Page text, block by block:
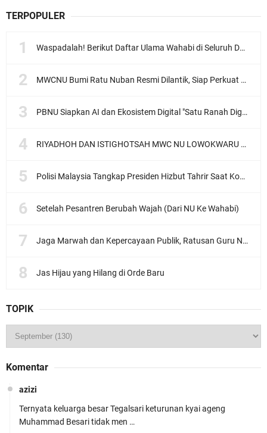
TERPOPULER
Waspadalah! Berikut Daftar Ulama Wahabi di Seluruh Dunia dan Karya-karyanya
MWCNU Bumi Ratu Nuban Resmi Dilantik, Siap Perkuat Organisasi dan Khidmat untuk Umat
PBNU Siapkan AI dan Ekosistem Digital "Satu Ranah Digital untuk Ulama", Siap Diluncurkan dalam Waktu Dekat!
RIYADHOH DAN ISTIGHOTSAH MWC NU LOWOKWARU Menyambut Muktamar NU ke-35, Meneguhkan Sanad Laku Para Muassis
Polisi Malaysia Tangkap Presiden Hizbut Tahrir Saat Konferensi Pers
Setelah Pesantren Berubah Wajah (Dari NU Ke Wahabi)
Jaga Marwah dan Kepercayaan Publik, Ratusan Guru Ngaji Kota Malang Serukan Deklarasi Ramah Anak
Jas Hijau yang Hilang di Orde Baru
TOPIK
Komentar
azizi
Ternyata keluarga besar Tegalsari keturunan kyai ageng
Muhammad Besari tidak men …